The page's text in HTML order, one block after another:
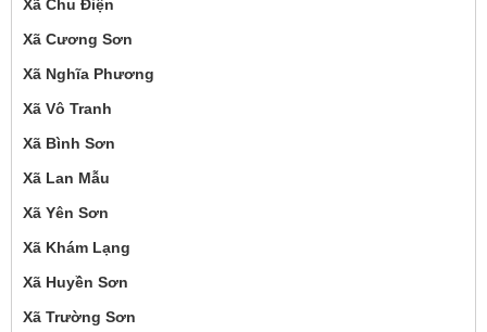
Xã Chu Điện
Xã Cương Sơn
Xã Nghĩa Phương
Xã Vô Tranh
Xã Bình Sơn
Xã Lan Mẫu
Xã Yên Sơn
Xã Khám Lạng
Xã Huyền Sơn
Xã Trường Sơn